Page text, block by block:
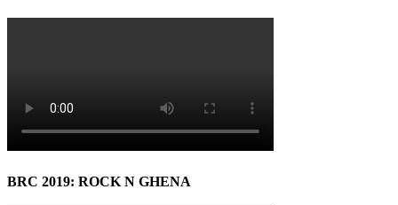
BRC 2019: ROCK N GHENA